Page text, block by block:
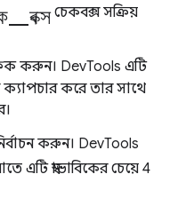
চেকবক্স সক্রিয়
করুন। DevTools এটি
ক্যাপচার করে তার সাথে
করুন। DevTools
এটি স্বাভাবিকের চেয়ে 4